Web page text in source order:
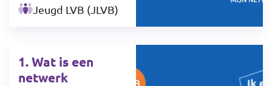
Jeugd LVB (JLVB)
1. Wat is een
netwerk